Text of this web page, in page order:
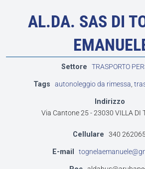
AL.DA. SAS DI
Settore TRASPORTO
Tags autonoleggio da rimessa,
Indirizzo
Via Cantone 25 - 23030 VILLA DI
Cellulare 340
E-mail